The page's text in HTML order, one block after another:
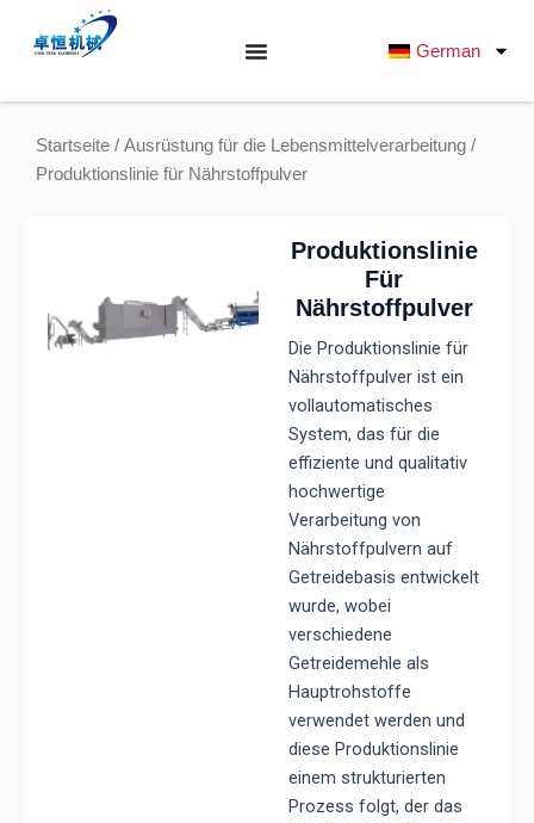
Inhalt
German
Startseite / Ausrüstung für die Lebensmittelverarbeitung /
Produktionslinie für Nährstoffpulver
Produktionslinie
Für
Nährstoffpulver
Die Produktionslinie für
Nährstoffpulver ist ein
vollautomatisches
System, das für die
effiziente und qualitativ
hochwertige
Verarbeitung von
Nährstoffpulvern auf
Getreidebasis entwickelt
wurde, wobei
verschiedene
Getreidemehle als
Hauptrohstoffe
verwendet werden und
diese Produktionslinie
einem strukturierten
Prozess folgt, der das